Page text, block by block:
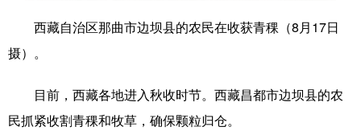
学术中国 乡村振兴 银龄 溯源中国
彩票 娱乐 时尚 悦读
公益 一带一路 亚太网
西藏自治区那曲市边坝县的农民在收获青稞（8月17日
摄）。
目前，西藏各地进入秋收时节。西藏昌都市边坝县的农
民抓紧收割青稞和牧草，确保颗粒归仓。